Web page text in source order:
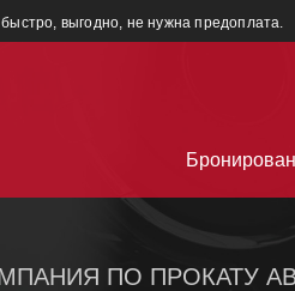
выгодно, не нужна предоплата.
ПО ПРОКАТУ